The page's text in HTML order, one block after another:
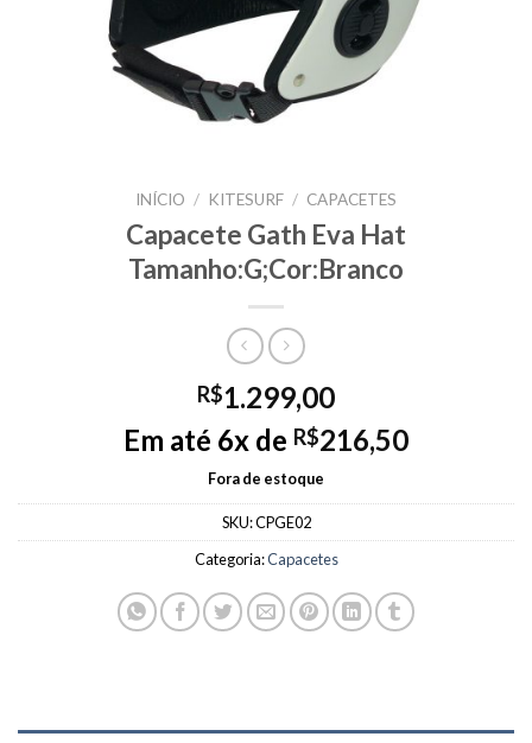
INÍCIO / KITESURF / CAPACETES
Capacete Gath Eva Hat
Tamanho:G;Cor:Branco
R$1.299,00
Em até 6x de R$216,50
Fora de estoque
SKU:CPGE02
Categoria:Capacetes